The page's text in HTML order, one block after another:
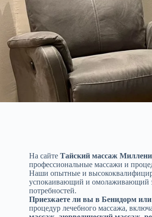
На сайте Тайский массаж
профессиональные массажи и
Наши опытные и
успокаивающий и омолаживающий
потребностей.
Приезжаете ли вы в Бенидорм или
процедур лечебного массажа,